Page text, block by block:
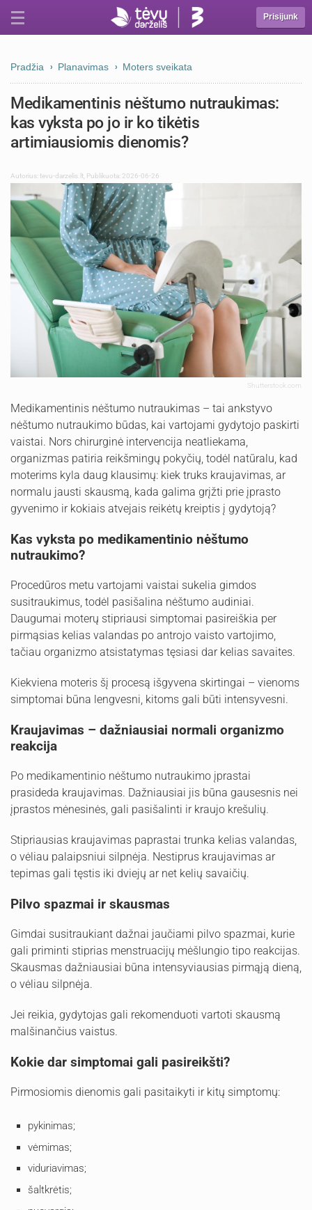
Prisijunk
Pradžia Planavimas Moters sveikata
Medikamentinis nėštumo nutraukimas:
kas vyksta po jo ir ko tikėtis
artimiausiomis dienomis?
Autorius:tevu-darzelis.lt Publikuota: 2026-06-26
Shutterstock.com
Medikamentinis nėštumo nutraukimas – tai ankstyvo
nėštumo nutraukimo būdas, kai vartojami gydytojo paskirti
vaistai. Nors chirurginė intervencija neatliekama,
organizmas patiria reikšmingų pokyčių, todėl natūralu, kad
moterims kyla daug klausimų: kiek truks kraujavimas, ar
normalu jausti skausmą, kada galima grįžti prie įprasto
gyvenimo ir kokiais atvejais reikėtų kreiptis į gydytoją?
Kas vyksta po medikamentinio nėštumo
nutraukimo?
Procedūros metu vartojami vaistai sukelia gimdos
susitraukimus, todėl pasišalina nėštumo audiniai.
Daugumai moterų stipriausi simptomai pasireiškia per
pirmąsias kelias valandas po antrojo vaisto vartojimo,
tačiau organizmo atsistatymas tęsiasi dar kelias savaites.
Kiekviena moteris šį procesą išgyvena skirtingai – vienoms
simptomai būna lengvesni, kitoms gali būti intensyvesni.
Kraujavimas – dažniausiai normali organizmo
reakcija
Po medikamentinio nėštumo nutraukimo įprastai
prasideda kraujavimas. Dažniausiai jis būna gausesnis nei
įprastos mėnesinės, gali pasišalinti ir kraujo krešulių.
Stipriausias kraujavimas paprastai trunka kelias valandas,
o vėliau palaipsniui silpnėja. Nestiprus kraujavimas ar
tepimas gali tęstis iki dviejų ar net kelių savaičių.
Pilvo spazmai ir skausmas
Gimdai susitraukiant dažnai jaučiami pilvo spazmai, kurie
gali priminti stiprias menstruacijų mėšlungio tipo reakcijas.
Skausmas dažniausiai būna intensyviausias pirmąją dieną,
o vėliau silpnėja.
Jei reikia, gydytojas gali rekomenduoti vartoti skausmą
malšinančius vaistus.
Kokie dar simptomai gali pasireikšti?
Pirmosiomis dienomis gali pasitaikyti ir kitų simptomų:
pykinimas;
vėmimas;
viduriavimas;
šaltkrėtis;